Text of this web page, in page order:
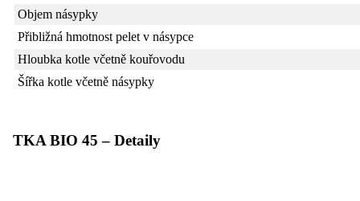
Objem násypky
Přibližná hmotnost pelet v násypce
Hloubka kotle včetně kouřovodu
Šířka kotle včetně násypky
TKA BIO 45 – Detaily